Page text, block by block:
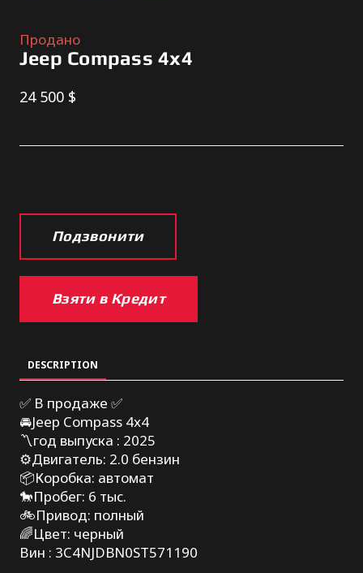
Продано
Jeep Compass 4х4
24 500 $
Подзвонити
Взяти в Кредит
DESCRIPTION
✅ В продаже ✅
🚘Jeep Compass 4х4
〽️год выпуска : 2025
⚙️Двигатель: 2.0 бензин
📦Коробка: автомат
🐎Пробег: 6 тыс.
🚲Привод: полный
🌈Цвет: черный
Вин : 3C4NJDBN0ST571190